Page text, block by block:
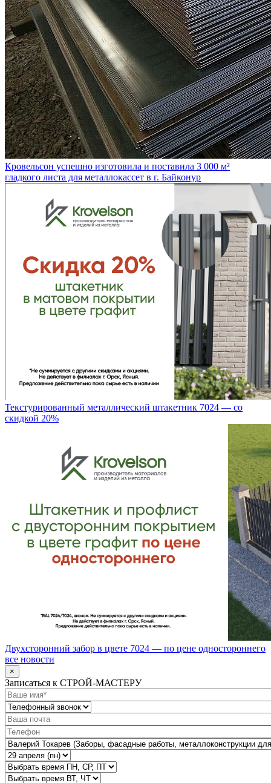
Кровельсон успешно изготовила и поставила 3 000 м²
гладкого листа для металлокассет в г. Байконур
Текстурированный металлический штакетник 7024 — со
скидкой 20%
Двухсторонний забор в цвете 7024 — по цене одностороннего
все новости
×
Записаться к СТРОЙ-МАСТЕРУ